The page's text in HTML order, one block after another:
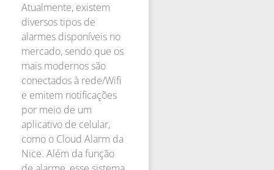
Atualmente, existem
diversos tipos de
alarmes disponíveis no
mercado, sendo que os
mais modernos são
conectados à rede/Wifi
e emitem notificações
por meio de um
aplicativo de celular,
como o Cloud Alarm da
Nice. Além da função